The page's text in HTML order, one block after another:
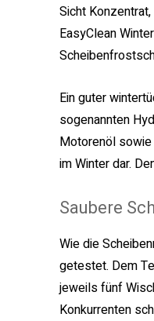
Sicht
EasyClean
Ein guter
sogenannten
Motorenöl
im Winter dar.
Saubere
Wie die
getestet. Dem
jeweils fünf
Konkurrenten